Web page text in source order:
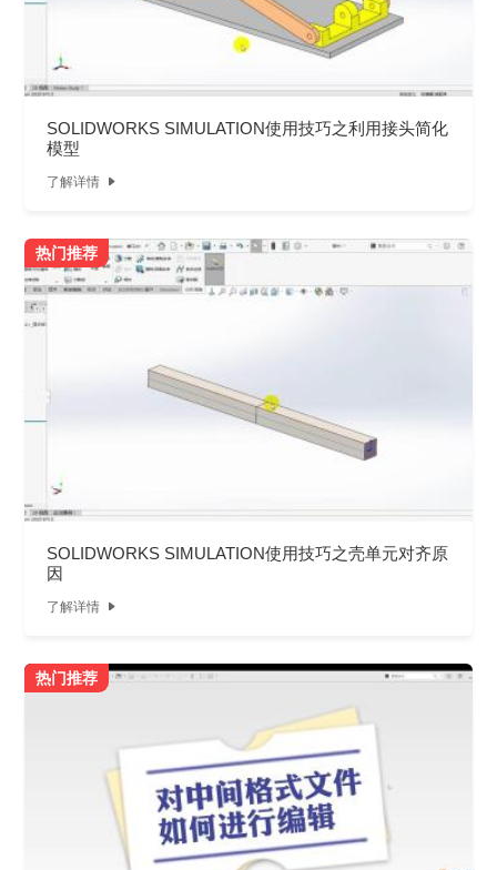
SOLIDWORKS SIMULATION使用技巧之利用接头简化
模型
了解详情 
热门推荐
SOLIDWORKS SIMULATION使用技巧之壳单元对齐原
因
了解详情 
热门推荐